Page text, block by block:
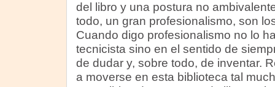
del libro y una postura no
todo, un gran profesionalismo, son
Cuando digo profesionalismo no lo
tecnicista sino en el sentido de
de dudar y, sobre todo, de inventar.
a moverse en esta biblioteca tal